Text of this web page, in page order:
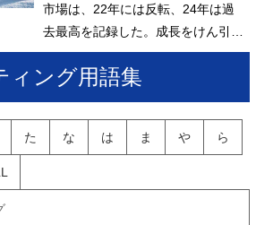
市場は、22年には反転、24年は過
去最高を記録した。成長をけん引し
ているのはグミキャンディーとみら
れている。
ィング用語集
た な は ま や ら